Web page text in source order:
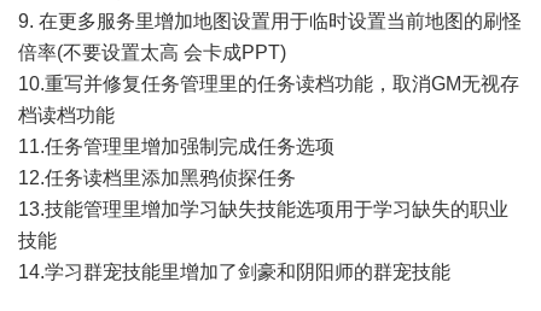
9. 在更多服务里增加地图设置用于临时设置当前地图的刷怪
倍率(不要设置太高 会卡成PPT)
10.重写并修复任务管理里的任务读档功能，取消GM无视存
档读档功能
11.任务管理里增加强制完成任务选项
12.任务读档里添加黑鸦侦探任务
13.技能管理里增加学习缺失技能选项用于学习缺失的职业
技能
14.学习群宠技能里增加了剑豪和阴阳师的群宠技能